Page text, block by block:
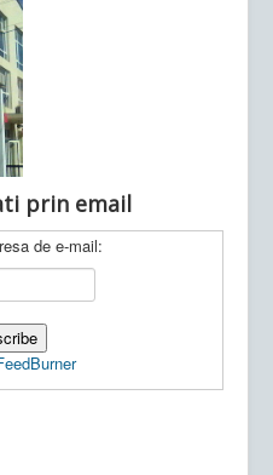
-
prin email
de e-mail: